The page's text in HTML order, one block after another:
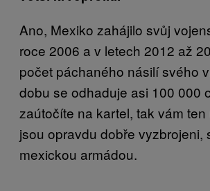
Ano, Mexiko zahájilo svůj
roce 2006 a v letech 2012 až
počet páchaného násilí svého
dobu se odhaduje asi 100 000
zaútočíte na kartel, tak vám ten
jsou opravdu dobře vyzbrojeni,
mexickou armádou.